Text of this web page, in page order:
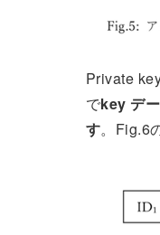
Private
でkey デ
す。Fig.6